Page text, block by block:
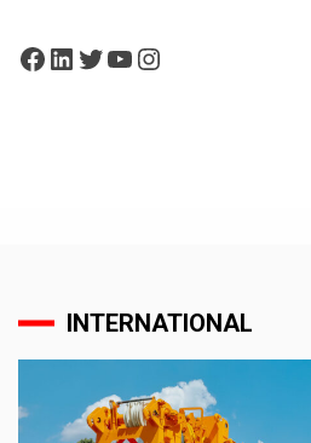
Facebook
LinkedIn
Twitter
YouTube
Instagram
INTERNATIONAL